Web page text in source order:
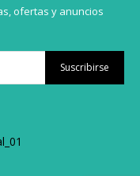
ofertas y anuncios
Suscribirse